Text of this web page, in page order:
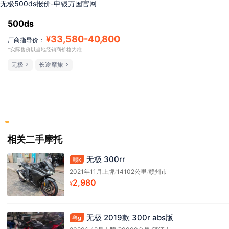
无极500ds报价-申银万国官网
500ds
厂商指导价： ¥33,580-40,800
*实际售价以当地经销商价格为准
无极 长途摩旅
相关二手摩托
赣k 无极 300rr
2021年11月上牌/14102公里 /赣州市
¥2,980
粤g 无极 2019款 300r abs版